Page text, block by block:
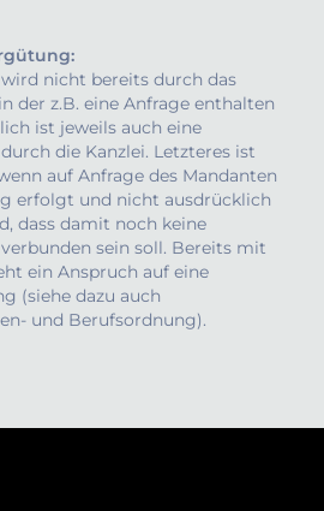
nicht bereits durch das
der z.B. eine Anfrage enthalten
ist jeweils auch eine
die Kanzlei. Letzteres ist
auf Anfrage des Mandanten
erfolgt und nicht ausdrücklich
dass damit noch keine
sein soll. Bereits mit
ein Anspruch auf eine
(siehe dazu auch
und Berufsordnung).